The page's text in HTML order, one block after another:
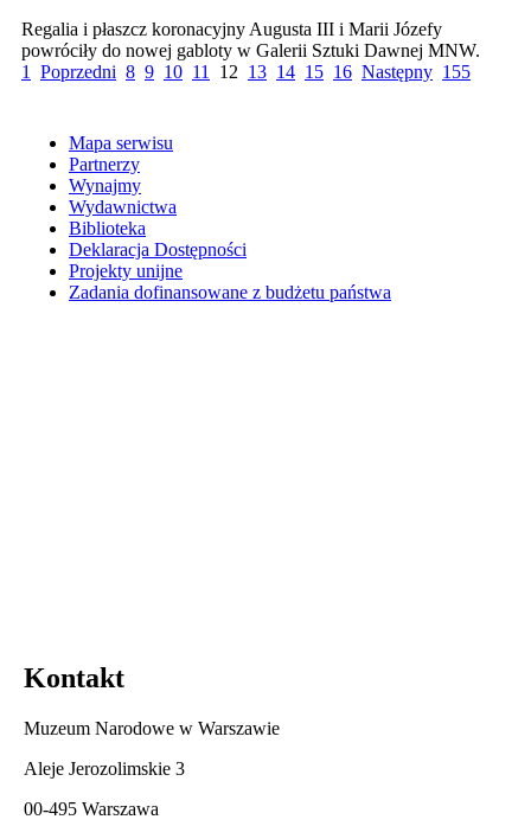
Regalia i płaszcz koronacyjny Augusta III i Marii Józefy
powróciły do nowej gabloty w Galerii Sztuki Dawnej MNW.
1
Poprzedni 8 9 10 11 12 13 14 15 16 Następny 155
Mapa serwisu
Partnerzy
Wynajmy
Wydawnictwa
Biblioteka
Deklaracja Dostępności
Projekty unijne
Zadania dofinansowane z budżetu państwa
Kontakt
Muzeum Narodowe w Warszawie
Aleje Jerozolimskie 3
00-495 Warszawa